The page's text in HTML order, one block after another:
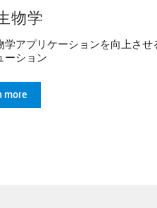
物学
学アプリケーションを向上させ
ーション
more